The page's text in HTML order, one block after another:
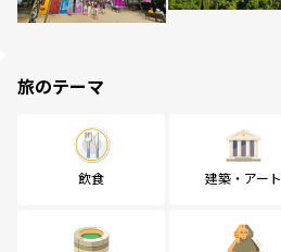
旅のテーマ
飲食 建築・アート